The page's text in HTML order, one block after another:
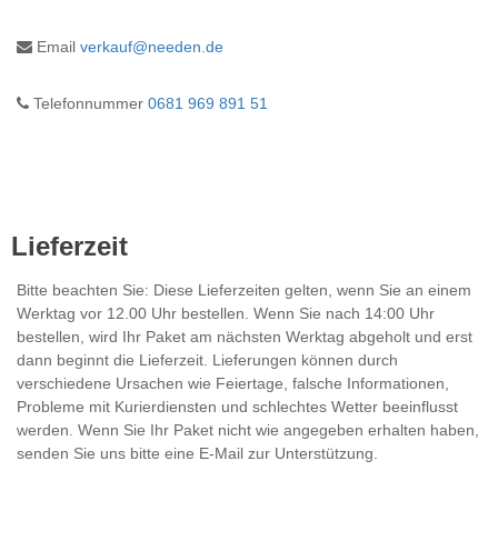
Email verkauf@needen.de
Telefonnummer 0681 969 891 51
Lieferzeit
Bitte beachten Sie: Diese Lieferzeiten gelten, wenn Sie an einem
Werktag vor 12.00 Uhr bestellen. Wenn Sie nach 14:00 Uhr
bestellen, wird Ihr Paket am nächsten Werktag abgeholt und erst
dann beginnt die Lieferzeit. Lieferungen können durch
verschiedene Ursachen wie Feiertage, falsche Informationen,
Probleme mit Kurierdiensten und schlechtes Wetter beeinflusst
werden. Wenn Sie Ihr Paket nicht wie angegeben erhalten haben,
senden Sie uns bitte eine E-Mail zur Unterstützung.